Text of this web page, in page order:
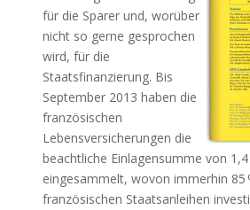
für die Sparer und, worüber
nicht so gerne gesprochen
wird, für die
Staatsfinanzierung. Bis
September 2013 haben die
französischen
Lebensversicherungen die
beachtliche Einlagensumme von
eingesammelt, wovon immerhin 85
französischen Staatsanleihen